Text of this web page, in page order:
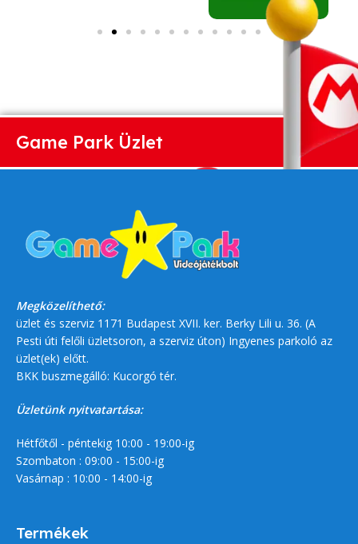
Game Park Üzlet
Megközelíthető:
üzlet és szerviz 1171 Budapest XVII. ker. Berky Lili u. 36. (A
Pesti úti felőli üzletsoron, a szerviz úton) Ingyenes parkoló az
üzlet(ek) előtt.
BKK buszmegálló: Kucorgó tér.
Üzletünk nyitvatartása:
Hétfőtől - péntekig 10:00 - 19:00-ig
Szombaton : 09:00 - 15:00-ig
Vasárnap : 10:00 - 14:00-ig
Termékek